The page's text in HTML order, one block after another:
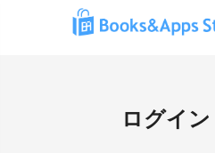
ログイン